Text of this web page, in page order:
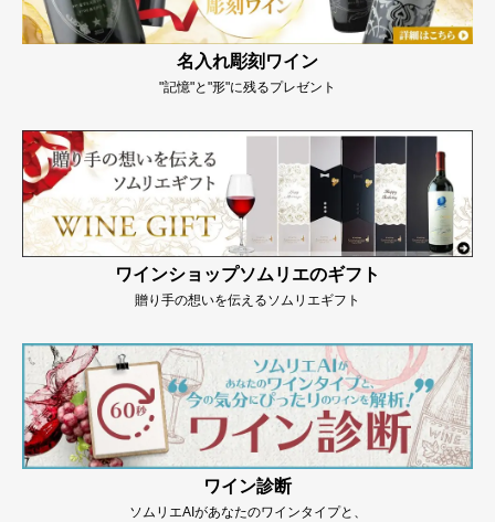
名入れ彫刻ワイン
"記憶"と"形"に残るプレゼント
ワインショップソムリエのギフト
贈り手の想いを伝えるソムリエギフト
ワイン診断
ソムリエAIがあなたのワインタイプと、